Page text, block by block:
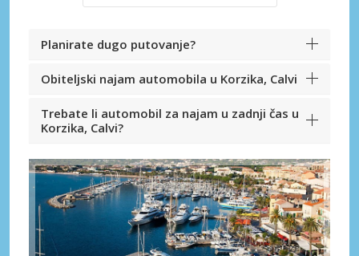
Planirate dugo putovanje?
Obiteljski najam automobila u Korzika, Calvi
Trebate li automobil za najam u zadnji čas u
Korzika, Calvi?